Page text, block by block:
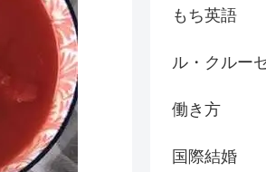
もち英語
ル・クルー
働き方
国際結婚